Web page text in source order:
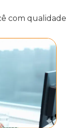
com qualidade